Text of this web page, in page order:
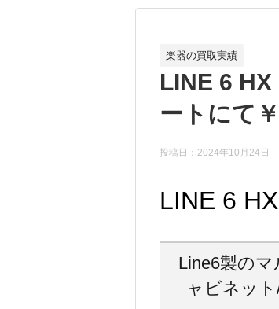
楽器の買取実績
LINE 6
ートにて
投稿日：2024年10月24日
LINE 6
Line6製の
ャビネッ